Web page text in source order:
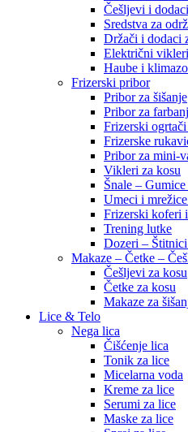
Češljevi i
Sredstva za
Držači i dodaci
Električni vikleri
Haube i
Frizerski pribor
Pribor za šišanje
Pribor za
Frizerski
Frizerske
Pribor za mini-
Vikleri za kosu
Šnale –
Umeci i
Frizerski koferi
Trening lutke
Dozeri –
Makaze – Četke –
Češljevi za kosu
Četke za kosu
Makaze za
Lice & Telo
Nega lica
Čišćenje lica
Tonik za lice
Micelarna voda
Kreme za lice
Serumi za lice
Maske za lice